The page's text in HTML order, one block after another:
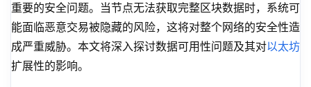
重要的安全问题。当节点无法获取完整区块数据时，系统可
能面临恶意交易被隐藏的风险，这将对整个网络的安全性造
成严重威胁。本文将深入探讨数据可用性问题及其对以太坊
扩展性的影响。